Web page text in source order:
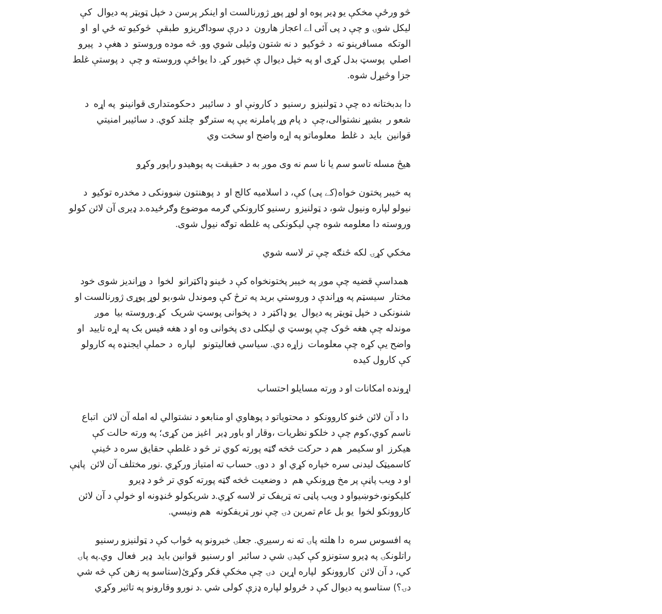
څو ورځې مخکې يو ډير پوه او لوړ پوړ ژورنالست او اينکر پرسن د خپل ټويټر په ديوال کې
ليکل شوۍ و چې د پی آئی اے اعجاز هارون د درې سوداګريزو طبقې څوکيو ته ځي او او
الوتکه مسافرينو ته د څوکيو د نه شتون وئيلی شوي وو. څه موده وروستو د هغې د پيرو
اصلي پوسټ بدل کړی او په خپل ديوال ې خپور کړ. دا يواځې وروسته و چې د پوستې غلط
جزا وڅيړل شوه.
دا بدبختانه ده چې د ټولنيزو رسنيو د کارونې او د سائيبر دحکومتداری قوانينو په اړه د
شعو ر بشپړ نشتوالی،چې د پام وړ پاملرنه يې په سترګو چلند کوي. د سائيبر امنيتي
قوانين بايد د غلط معلوماتو په اړه واضح او سخت وي
هيڅ مسله تاسو سم يا نا سم نه وی موږ به د حقيقت په پوهيدو راپور وکړو
په خيبر پختون خواه(کے پی) کې، د اسلاميه کالج او د پوهنتون ښوونکی د مخدره توکيو د
نيولو لپاره ونيول شو، د ټولنيزو رسنيو کارونکي ګرمه موضوع وګرځيده.د ډيری آن لائن کولو
وروسته دا معلومه شوه چې ليکونکی په غلطه توګه نيول شوی.
مخکي کړۍ لکه څنګه چې تر لاسه شوي
همداسې قضيه چې موږ په خيبر پختونخواه کې د ځينو ډاکټرانو لخوا د وړانديز شوی خود
مختار سيسټم په وړاندې د وروستي بريد په ترڅ کې وموندل شو،يو لوړ پوړی ژورنالست او
شنونکی د خپل ټويټر په ديوال يو ډاکټر د د پخوانی پوسټ شريک کړ.وروسته بيا موږ
موندله چې هغه څوک چې پوسټ ي ليکلی دی پخوانی وه او د هغه فيس بک په اړه تاييد او
واضح يې کړه چې معلومات زاړه دي. سياسي فعاليتونو لپاره د حملې ايجنډه په کارولو
کې کارول کيده
اړونده امکانات او د ورته مسايلو احتساب
دا د آن لائن ځنو کاروونکو د محتوياتو د پوهاوي او منابعو د نشتوالي له امله آن لائن اتباع
ناسم کوي،کوم چې د خلکو نظريات ،وقار او باور ډير اغيز من کړی؛ په ورته حالت کې
هيکرز او سکيمر هم د حرکت څخه ګټه پورته کوي تر څو د غلطې حقايق سره د ځينې
کاسميټک ليدنی سره خپاره کړي او د دوۍ حساب ته امتياز ورکړي .نور مختلف آن لائن پاڼې
او د ويب پاڼې پر مخ وړونکي هم د وضعيت څخه ګټه پورته کوي تر څو د ډيرو
کليکونو،خوښيواو د ويب پاڼی ته ټريفک تر لاسه کړي.د شريکولو ځنډونه او خولې د آن لائن
کاروونکو لخوا يو بل عام تمرين دۍ چې نور ټريفکونه هم ونيسي.
په افسوس سره دا هلته پاۍ ته نه رسيږي. جعلۍ خبرونو په ځواب کې د ټولنيزو رسنيو
راتلونکۍ په ډيرو ستونزو کې کيدۍ شي د سائبر او رسنيو قوانين بايد ډير فعال وي.په پاۍ
کي، د آن لائن کاروونکو لپاره اړين دۍ چې مخکې فکر وکړئ(ستاسو په زهن کې څه شي
دۍ؟) ستاسو په ديوال کې د ځرولو لپاره ډزې کولی شي .د نورو وقارونو په تاثير وکړي